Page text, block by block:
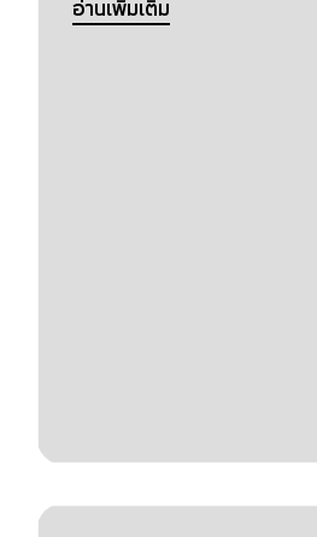
อ่านเพิ่มเติม